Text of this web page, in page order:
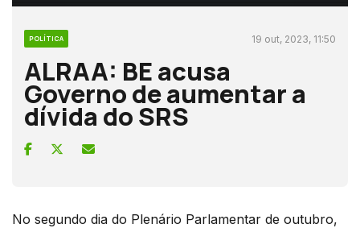
POLÍTICA 19 out, 2023, 11:50
ALRAA: BE acusa
Governo de aumentar a
dívida do SRS
No segundo dia do Plenário Parlamentar de outubro,